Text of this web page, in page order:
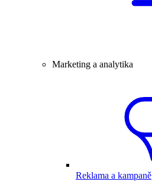
Marketing a analytika
Reklama a kampaně